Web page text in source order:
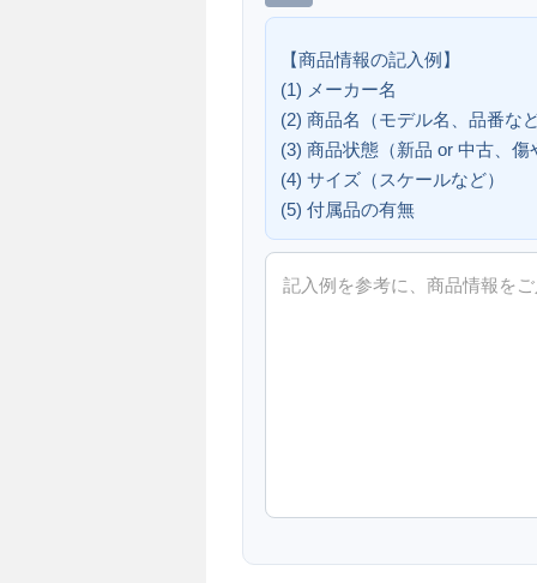
【商品情報の記入例】
(1) メーカー名
(2) 商品名（モデル名、品番な
(3) 商品状態（新品 or 中古、傷
(4) サイズ（スケールなど）
(5) 付属品の有無